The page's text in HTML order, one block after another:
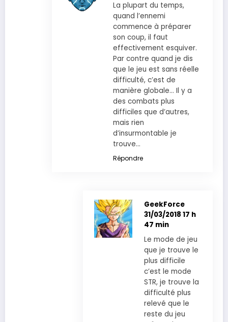
La plupart du temps,
quand l’ennemi
commence à préparer
son coup, il faut
effectivement esquiver.
Par contre quand je dis
que le jeu est sans réelle
difficulté, c’est de
manière globale… Il y a
des combats plus
difficiles que d’autres,
mais rien
d’insurmontable je
trouve…
Répondre
GeekForce
31/03/2018 17 h
47 min
Le mode de jeu
que je trouve le
plus difficile
c’est le mode
STR, je trouve la
difficulté plus
relevé que le
reste du jeu